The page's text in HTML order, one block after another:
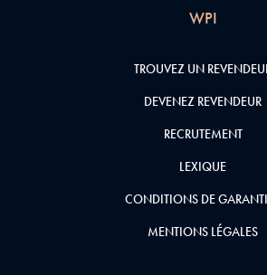
WPI
TROUVEZ UN
DEVENEZ REVENDEUR
RECRUTEMENT
LEXIQUE
CONDITIONS DE
MENTIONS LÉGALES